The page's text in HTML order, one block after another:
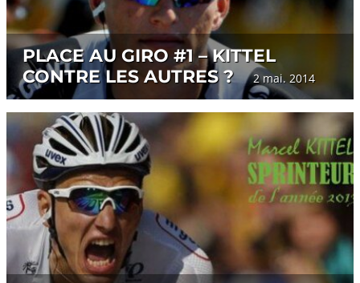
PLACE AU GIRO #1 – KITTEL
CONTRE LES AUTRES ?
2 mai. 2014